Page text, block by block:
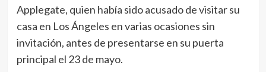
Applegate, quien había sido acusado de visitar su
casa en Los Ángeles en varias ocasiones sin
invitación, antes de presentarse en su puerta
principal el 23 de mayo.